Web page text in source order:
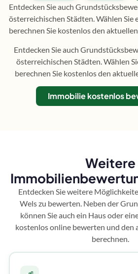
Entdecken Sie auch
österreichischen Städten. Wählen Sie
berechnen Sie kostenlos den
Entdecken Sie auch
österreichischen Städten. Wählen
berechnen Sie kostenlos den
Immobilie kostenlos
Weitere
Entdecken Sie weitere
Wels zu bewerten. Neben der
können Sie auch ein Haus oder
kostenlos online bewerten und
berechnen.